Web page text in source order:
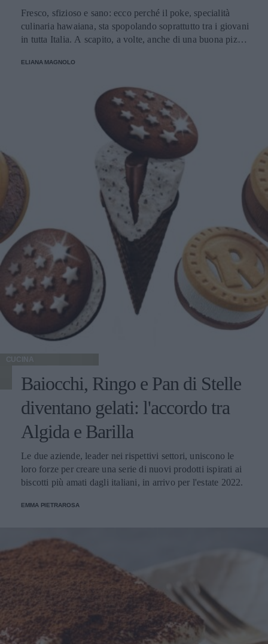
Fresco, sfizioso e sano: ecco perché il poke, specialità
culinaria hawaiana, sta spopolando soprattutto tra i giovani
in tutta Italia. A scapito, a volte, anche di una buona pizza.
ELIANA MAGNOLO
CUCINA
Baiocchi, Ringo e Pan di Stelle
diventano gelati: l'accordo tra
Algida e Barilla
Le due aziende, leader nei rispettivi settori, uniscono le
loro forze per creare una serie di nuovi prodotti ispirati ai
biscotti più amati dagli italiani, in arrivo per l'estate 2022.
EMMA PIETRAROSA